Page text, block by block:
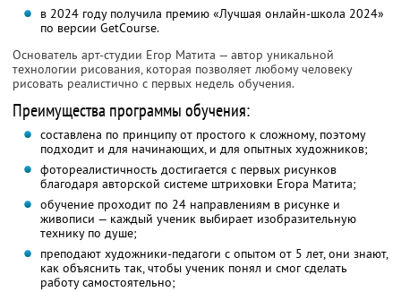
в 2024 году получила премию «Лучшая онлайн-школа 2024»
по версии GetCourse.
Основатель арт-студии Егор Матита — автор уникальной
технологии рисования, которая позволяет любому человеку
рисовать реалистично с первых недель обучения.
Преимущества программы обучения:
составлена по принципу от простого к сложному, поэтому
подходит и для начинающих, и для опытных художников;
фотореалистичность достигается с первых рисунков
благодаря авторской системе штриховки Егора Матита;
обучение проходит по 24 направлениям в рисунке и
живописи — каждый ученик выбирает изобразительную
технику по душе;
преподают художники-педагоги с опытом от 5 лет, они знают,
как объяснить так, чтобы ученик понял и смог сделать
работу самостоятельно;